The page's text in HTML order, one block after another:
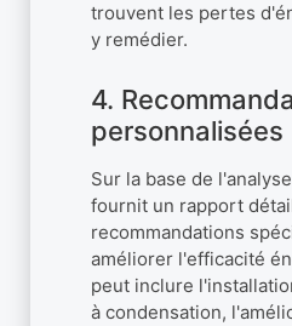
trouvent les pertes
y remédier.
4.
personnalisées
Sur la base de
fournit un rapport
recommandations
améliorer l'efficacité
peut inclure
à condensation,